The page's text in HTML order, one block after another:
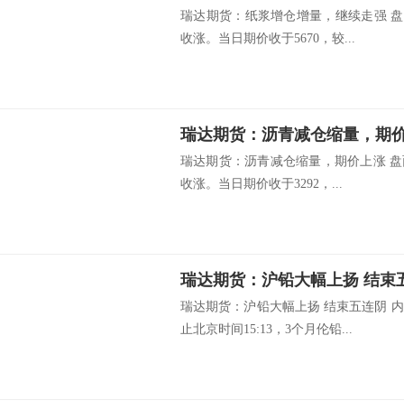
瑞达期货：纸浆增仓增量，继续走强
收涨。当日期价收于5670，较...
瑞达期货：沥青减仓缩量，期
瑞达期货：沥青减仓缩量，期价上涨
收涨。当日期价收于3292，...
瑞达期货：沪铅大幅上扬 结束
瑞达期货：沪铅大幅上扬 结束五连阴
止北京时间15:13，3个月伦铅...